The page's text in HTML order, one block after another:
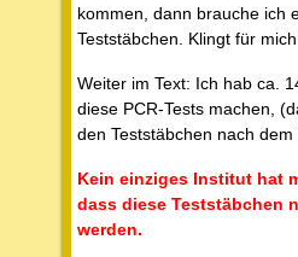
kommen, dann brauche ich
Teststäbchen. Klingt für
Weiter im Text: Ich hab ca.
diese PCR-Tests machen,
den Teststäbchen nach dem
Kein einziges Institut hat
dass diese Teststäbchen
werden.